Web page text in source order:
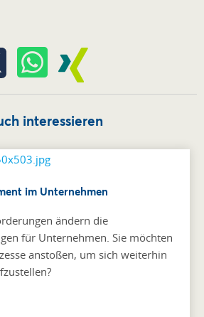
interessieren
im Unternehmen
ändern die
für Unternehmen. Sie möchten
anstoßen, um sich weiterhin